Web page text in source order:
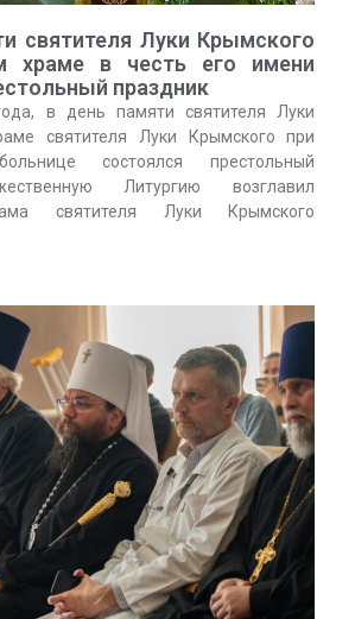
святителя Луки Крымского
храме в честь его имени
праздник
в день памяти святителя Луки
святителя Луки Крымского при
состоялся престольный
Литургию возглавил
святителя Луки Крымского